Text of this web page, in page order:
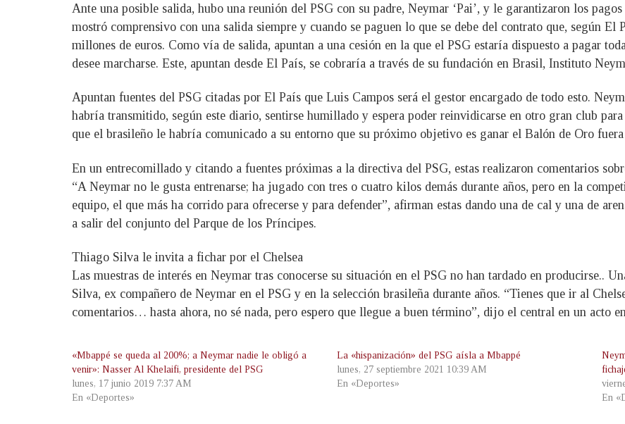
Ante una posible salida, hubo una reunión del PSG con su padre, Neymar ‘Pai’, y le garantizaron los
mostró comprensivo con una salida siempre y cuando se paguen lo que se debe del contrato que, según El
millones de euros. Como vía de salida, apuntan a una cesión en la que el PSG estaría dispuesto a pagar
desee marcharse. Este, apuntan desde El País, se cobraría a través de su fundación en Brasil, Instituto
Apuntan fuentes del PSG citadas por El País que Luis Campos será el gestor encargado de todo esto.
habría transmitido, según este diario, sentirse humillado y espera poder reinvidicarse en otro gran club
que el brasileño le habría comunicado a su entorno que su próximo objetivo es ganar el Balón de Oro
En un entrecomillado y citando a fuentes próximas a la directiva del PSG, estas realizaron comentarios
“A Neymar no le gusta entrenarse; ha jugado con tres o cuatro kilos demás durante años, pero en la
equipo, el que más ha corrido para ofrecerse y para defender”, afirman estas dando una de cal y una de
a salir del conjunto del Parque de los Príncipes.
Thiago Silva le invita a fichar por el Chelsea
Las muestras de interés en Neymar tras conocerse su situación en el PSG no han tardado en producirse..
Silva, ex compañero de Neymar en el PSG y en la selección brasileña durante años. “Tienes que ir al
comentarios… hasta ahora, no sé nada, pero espero que llegue a buen término”, dijo el central en un acto
«Mbappé se queda al 200%; a Neymar nadie le obligó a
venir»: Nasser Al Khelaifi, presidente del PSG
lunes, 17 junio 2019 7:37 AM
En «Deportes»
La «hispanización» del PSG aísla a Mbappé
lunes, 27 septiembre 2021 10:39 AM
En «Deportes»
En